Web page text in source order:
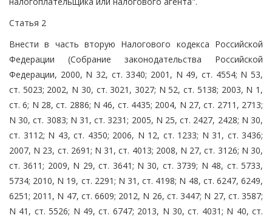
Статья 2
Внести в часть вторую Налогового кодекса Российской
Федерации (Собрание законодательства Российской
Федерации, 2000, N 32, ст. 3340; 2001, N 49, ст. 4554; N 53,
ст. 5023; 2002, N 30, ст. 3021, 3027; N 52, ст. 5138; 2003, N 1,
ст. 6; N 28, ст. 2886; N 46, ст. 4435; 2004, N 27, ст. 2711, 2713;
N 30, ст. 3083; N 31, ст. 3231; 2005, N 25, ст. 2427, 2428; N 30,
ст. 3112; N 43, ст. 4350; 2006, N 12, ст. 1233; N 31, ст. 3436;
2007, N 23, ст. 2691; N 31, ст. 4013; 2008, N 27, ст. 3126; N 30,
ст. 3611; 2009, N 29, ст. 3641; N 30, ст. 3739; N 48, ст. 5733,
5734; 2010, N 19, ст. 2291; N 31, ст. 4198; N 48, ст. 6247, 6249,
6251; 2011, N 47, ст. 6609; 2012, N 26, ст. 3447; N 27, ст. 3587;
N 41, ст. 5526; N 49, ст. 6747; 2013, N 30, ст. 4031; N 40, ст.